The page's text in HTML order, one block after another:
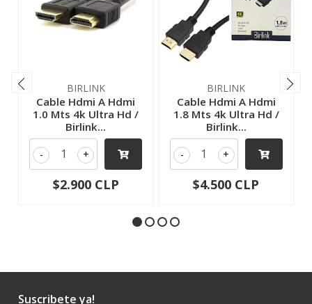
BIRLINK
Cable Hdmi A Hdmi
1.0 Mts 4k Ultra Hd /
Birlink...
+
-
$2.900 CLP
BIRLINK
Cable Hdmi A Hdmi
1.8 Mts 4k Ultra Hd /
Birlink...
+
-
$4.500 CLP
Suscribete ya!